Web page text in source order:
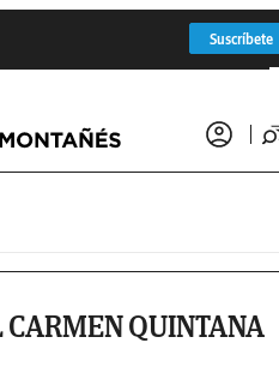
Suscríbete
QUINTANA